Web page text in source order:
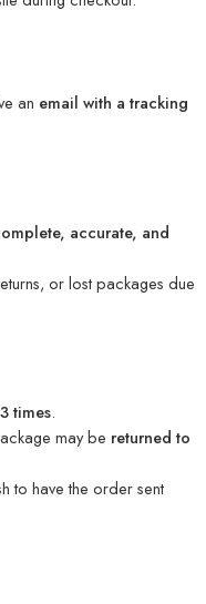
an email with a tracking
accurate, and
or lost packages due
times.
may be returned to
to have the order sent